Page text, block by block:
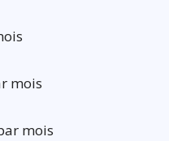
mois
mois